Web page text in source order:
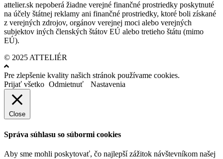
attelier.sk nepoberá žiadne verejné finančné prostriedky poskytnuté
na účely štátnej reklamy ani finančné prostriedky, ktoré boli získané
z verejných zdrojov, orgánov verejnej moci alebo verejných
subjektov iných členských štátov EÚ alebo tretieho štátu (mimo
EÚ).
© 2025 ATTELIÉR
Pre zlepšenie kvality našich stránok používame cookies.
Prijať všetko Odmietnuť Nastavenia
Close
Správa súhlasu so súbormi cookies
Aby sme mohli poskytovať, čo najlepší zážitok návštevníkom našej